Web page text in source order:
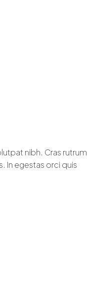
nibh. Cras rutrum
In egestas orci quis